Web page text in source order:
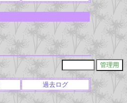
過去ログ